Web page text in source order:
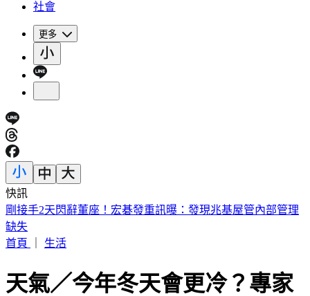
社會
更多
快訊
英特爾別想搶訂單？ 外媒曝：客戶不敢得罪台積電
首頁
天氣／今年冬天會更冷？專家